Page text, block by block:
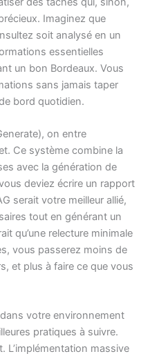
Imaginez que
soit analysé en un
essentielles
un bon Bordeaux. Vous
sans jamais taper
bord quotidien.
on entre
Ce système combine la
avec la génération de
deviez écrire un rapport
serait votre meilleur allié,
tout en générant un
qu’une relecture minimale
vous passerez moins de
et plus à faire ce que vous
votre environnement
pratiques à suivre.
L’implémentation massive